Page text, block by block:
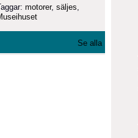
motorer, säljes,
Se alla